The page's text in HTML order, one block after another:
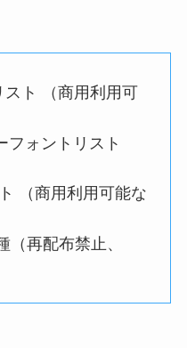
ト （商用利用可
フォントリスト
（商用利用可能な
（再配布禁止、